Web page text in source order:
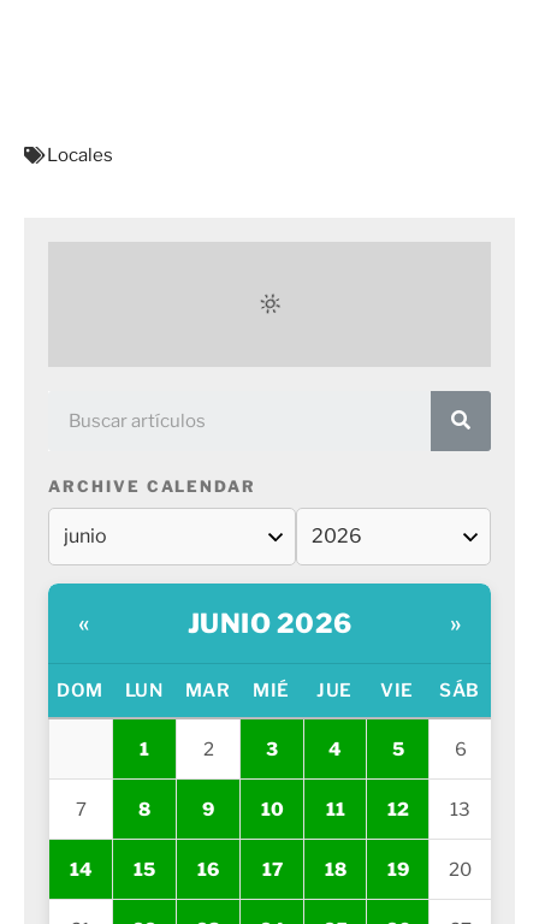
Locales
ARCHIVE CALENDAR
« JUNIO 2026 »
DOM LUN MAR MIÉ JUE VIE SÁB
1 2 3 4 5 6
7 8 9 10 11 12 13
14 15 16 17 18 19 20